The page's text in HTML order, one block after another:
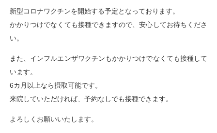
新型コロナワクチンを開始する予定となっております。
かかりつけでなくても接種できますので、安心してお待ちくださ
い。
また、インフルエンザワクチンもかかりつけでなくても接種して
います。
6カ月以上なら摂取可能です。
来院していただければ、予約なしでも接種できます。
よろしくお願いいたします。